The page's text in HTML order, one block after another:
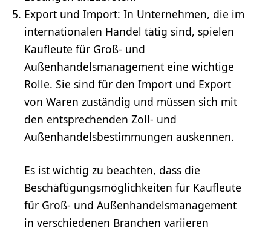
Export und Import: In Unternehmen, die im
internationalen Handel tätig sind, spielen
Kaufleute für Groß- und
Außenhandelsmanagement eine wichtige
Rolle. Sie sind für den Import und Export
von Waren zuständig und müssen sich mit
den entsprechenden Zoll- und
Außenhandelsbestimmungen auskennen.
Es ist wichtig zu beachten, dass die
Beschäftigungsmöglichkeiten für Kaufleute
für Groß- und Außenhandelsmanagement
in verschiedenen Branchen variieren